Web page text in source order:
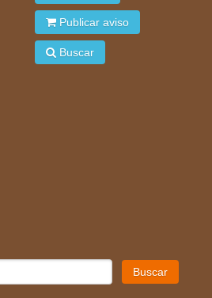
Publicar aviso
Buscar
Buscar